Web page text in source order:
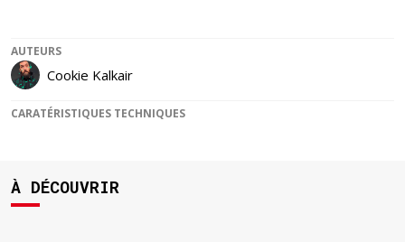
AUTEURS
Cookie Kalkair
CARATÉRISTIQUES TECHNIQUES
À DÉCOUVRIR